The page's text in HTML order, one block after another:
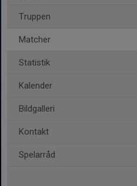
Truppen
Matcher
Statistik
Kalender
Bildgalleri
Kontakt
Spelarråd